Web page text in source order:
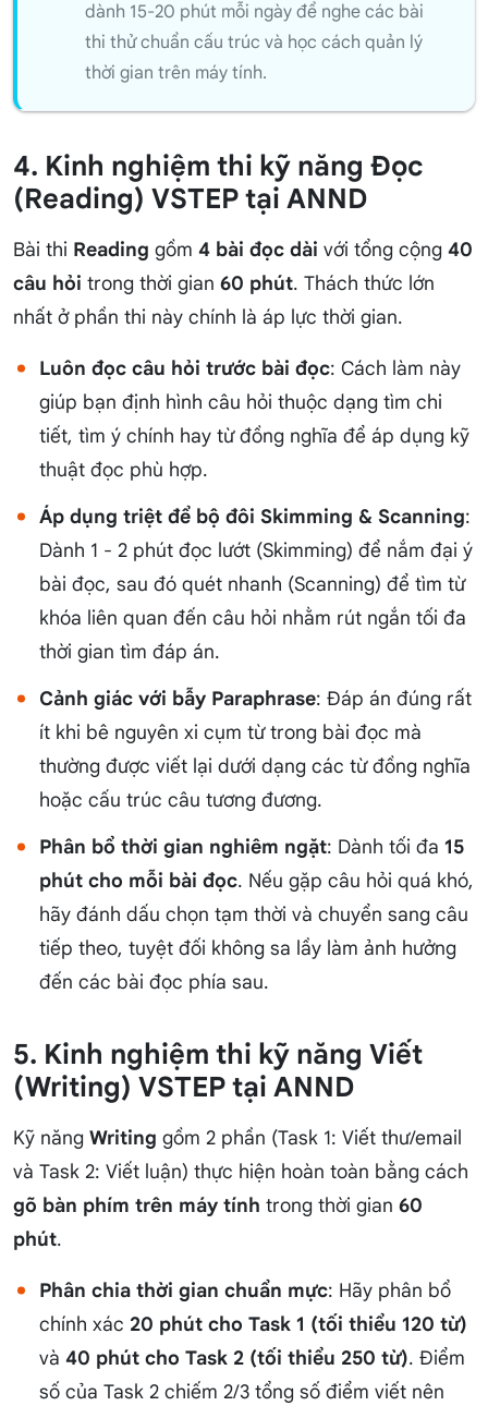
dành 15-20 phút mỗi ngày để nghe các bài
thi thử chuẩn cấu trúc và học cách quản lý
thời gian trên máy tính.
4. Kinh nghiệm thi kỹ năng Đọc
(Reading) VSTEP tại ANND
Bài thi Reading gồm 4 bài đọc dài với tổng cộng 40
câu hỏi trong thời gian 60 phút. Thách thức lớn
nhất ở phần thi này chính là áp lực thời gian.
Luôn đọc câu hỏi trước bài đọc: Cách làm này
giúp bạn định hình câu hỏi thuộc dạng tìm chi
tiết, tìm ý chính hay từ đồng nghĩa để áp dụng kỹ
thuật đọc phù hợp.
Áp dụng triệt để bộ đôi Skimming & Scanning:
Dành 1 - 2 phút đọc lướt (Skimming) để nắm đại ý
bài đọc, sau đó quét nhanh (Scanning) để tìm từ
khóa liên quan đến câu hỏi nhằm rút ngắn tối đa
thời gian tìm đáp án.
Cảnh giác với bẫy Paraphrase: Đáp án đúng rất
ít khi bê nguyên xi cụm từ trong bài đọc mà
thường được viết lại dưới dạng các từ đồng nghĩa
hoặc cấu trúc câu tương đương.
Phân bổ thời gian nghiêm ngặt: Dành tối đa 15
phút cho mỗi bài đọc. Nếu gặp câu hỏi quá khó,
hãy đánh dấu chọn tạm thời và chuyển sang câu
tiếp theo, tuyệt đối không sa lầy làm ảnh hưởng
đến các bài đọc phía sau.
5. Kinh nghiệm thi kỹ năng Viết
(Writing) VSTEP tại ANND
Kỹ năng Writing gồm 2 phần (Task 1: Viết thư/email
và Task 2: Viết luận) thực hiện hoàn toàn bằng cách
gõ bàn phím trên máy tính trong thời gian 60
phút.
Phân chia thời gian chuẩn mực: Hãy phân bổ
chính xác 20 phút cho Task 1 (tối thiểu 120 từ)
và 40 phút cho Task 2 (tối thiểu 250 từ). Điểm
số của Task 2 chiếm 2/3 tổng số điểm viết nên